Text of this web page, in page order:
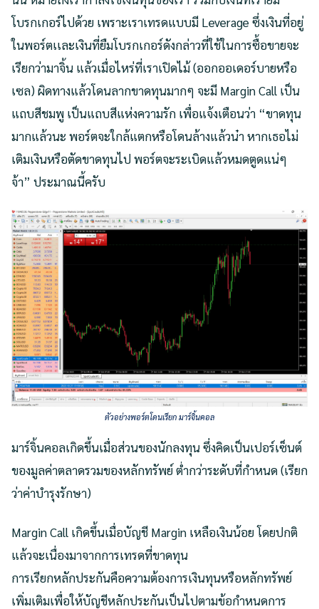
โบรกเกอร์ไปด้วย เพราะเราเทรดแบบมี Leverage ซึ่งเงินที่อยู่
ในพอร์ตเเละเงินที่ยืมโบรกเกอร์ดังกล่าวที่ใช้ในการซื้อขายจะ
เรียกว่ามาจิ้น แล้วเมื่อไหร่ที่เราเปิดไม้ (ออกออเดอร์บายหรือ
เซล) ผิดทางแล้วโดนลากขาดทุนมากๆ จะมี Margin Call เป็น
แถบสีชมพู เป็นแถบสีแห่งความรัก เพื่อแจ้งเตือนว่า “ขาดทุน
มากแล้วนะ พอร์ตจะใกล้แตกหรือโดนล้างแล้วน๋า หากเธอไม่
เติมเงินหรือตัดขาดทุนไป พอร์ตจะระเบิดแล้วหมดตูดแน่ๆ
จ้า” ประมาณนี้ครับ
ตัวอย่างพอร์ตโดนเรียก มาร์จิ้นคอล
มาร์จิ้นคอลเกิดขึ้นเมื่อส่วนของนักลงทุน ซึ่งคิดเป็นเปอร์เซ็นต์
ของมูลค่าตลาดรวมของหลักทรัพย์ ต่ำกว่าระดับที่กำหนด (เรียก
ว่าค่าบำรุงรักษา)
Margin Call เกิดขึ้นเมื่อบัญชี Margin เหลือเงินน้อย โดยปกติ
แล้วจะเนื่องมาจากการเทรดที่ขาดทุน
การเรียกหลักประกันคือความต้องการเงินทุนหรือหลักทรัพย์
เพิ่มเติมเพื่อให้บัญชีหลักประกันเป็นไปตามข้อกำหนดการ